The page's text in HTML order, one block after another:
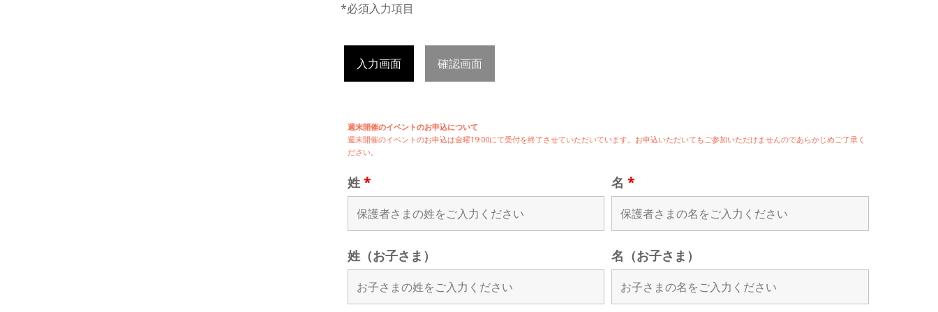
*必須入力項目
入力画面 確認画面
週末開催のイベントのお申込について
週末開催のイベントのお申込は金曜19:00にて受付を終了させていただいています。お申込いただいてもご参加いただけませんのであらかじめご了承く
ださい。
姓 * 名*
姓（お子さま） 名（お子さま）